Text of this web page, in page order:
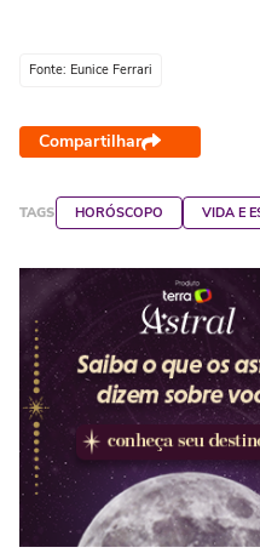
Fonte: Eunice Ferrari
Compartilhar
TAGS HORÓSCOPO VIDA E